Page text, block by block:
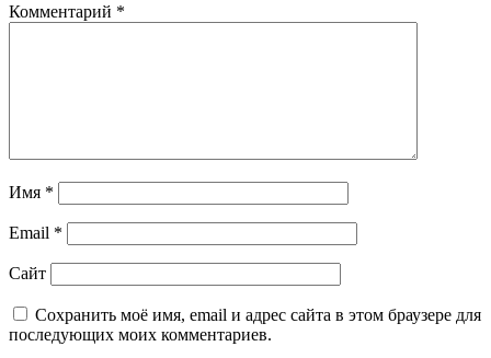
Комментарий *
Имя *
Email *
Сайт
Сохранить моё имя, email и адрес сайта в этом браузере для
последующих моих комментариев.